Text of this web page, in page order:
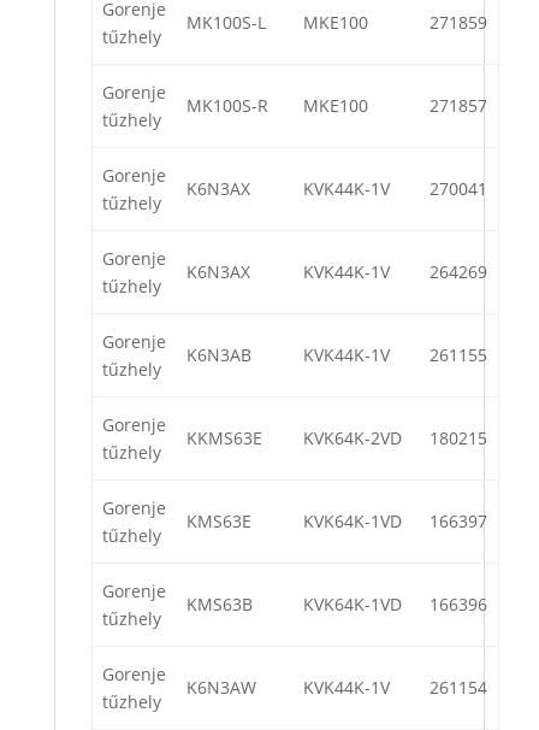
Gorenje
tűzhely
MK100S-L MKE100 271859
Gorenje
tűzhely
MK100S-R MKE100 271857
Gorenje
tűzhely
K6N3AX KVK44K-1V 270041
Gorenje
tűzhely
K6N3AX KVK44K-1V 264269
Gorenje
tűzhely
K6N3AB KVK44K-1V 261155
Gorenje
tűzhely
KKMS63E KVK64K-2VD 180215
Gorenje
tűzhely
KMS63E KVK64K-1VD 166397
Gorenje
tűzhely
KMS63B KVK64K-1VD 166396
Gorenje
tűzhely
K6N3AW KVK44K-1V 261154